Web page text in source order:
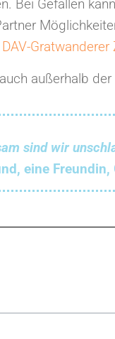
Bei Gefallen
DAV-
außerhalb
sind wir
eine Freundin,